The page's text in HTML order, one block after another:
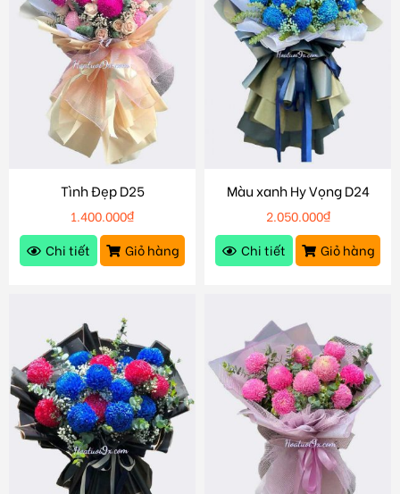
Tình Đẹp D25
1.400.000₫
Chi tiết
Giỏ hàng
Màu xanh Hy Vọng D24
2.050.000₫
Chi tiết
Giỏ hàng